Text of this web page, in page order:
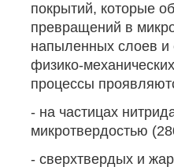
покрытий, которые
превращений в
напыленных слоев и
физико-
процессы
- на частицах
микротвердостью
- сверхтвердых и